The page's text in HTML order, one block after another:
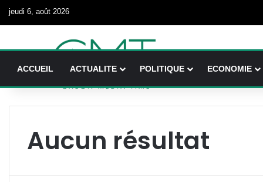
jeudi 6, août 2026
ACCUEIL ACTUALITE POLITIQUE ECONOMIE
Aucun résultat